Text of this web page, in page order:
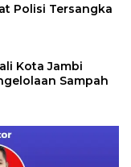
Polisi Tersangka
Kota Jambi
Sampah